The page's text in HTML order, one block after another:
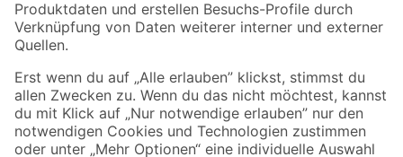
Sicher einkaufen
Jetzt die toom-App herunterladen